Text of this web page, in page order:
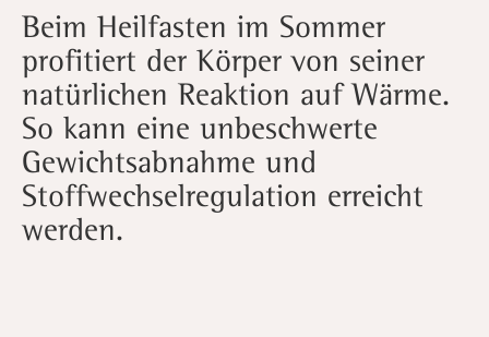
Beim Heilfasten im Sommer
profitiert der Körper von seiner
natürlichen Reaktion auf Wärme.
So kann eine unbeschwerte
Gewichtsabnahme und
Stoffwechselregulation erreicht
werden.